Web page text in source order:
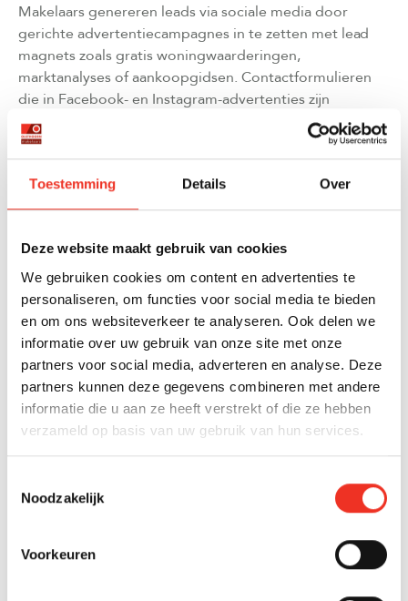
Toestemming Details Over
Deze website maakt gebruik van cookies
We gebruiken cookies om content en advertenties te
personaliseren, om functies voor social media te bieden
en om ons websiteverkeer te analyseren. Ook delen we
informatie over uw gebruik van onze site met onze
partners voor social media, adverteren en analyse. Deze
partners kunnen deze gegevens combineren met andere
informatie die u aan ze heeft verstrekt of die ze hebben
verzameld op basis van uw gebruik van hun services.
Noodzakelijk
Voorkeuren
Makelaars genereren leads via sociale media door
gerichte advertentiecampagnes in te zetten met lead
magnets zoals gratis woningwaarderingen,
marktanalyses of aankoopgidsen. Contactformulieren
die in Facebook- en Instagram-advertenties zijn
geïntegreerd, maken het gemakkelijk voor
geïnteresseerden om hun gegevens achter te laten.
Call-to-actionknoppen op bedrijfspagina's, zoals
regelmatig delen van succesverhalen en verkochte
mensen aan om contact op te nemen voor hun eigen
verkoop of aankoop.
Engagement met comments en berichten is cruciaal
voor leadgeneratie. Snelle, persoonlijke reacties op
vragen tonen professionaliteit en kunnen direct leiden
tot afspraken. Het organiseren van online events, zoals
virtuele open huizen of informatiesessies over de
woningmarkt, kan ook waardevolle leads opleveren.
WELKE FOUTEN MAKEN MAKELAARS VAAK OP
Makelaars maken vaak de fout dat ze te veel verkopen